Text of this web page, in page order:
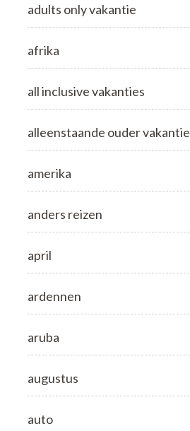
adults only vakantie
afrika
all inclusive vakanties
alleenstaande ouder vakantie
amerika
anders reizen
april
ardennen
aruba
augustus
auto